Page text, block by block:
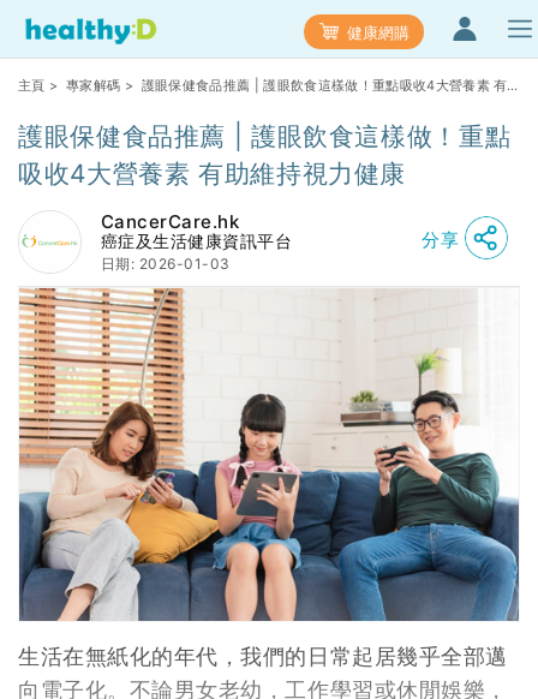
健康網購
主頁 > 專家解碼 > 護眼保健食品推薦 | 護眼飲食這樣做！重點吸收4大營養素 有
護眼保健食品推薦 | 護眼飲食這樣做！重點
吸收4大營養素 有助維持視力健康
CancerCare.hk
癌症及生活健康資訊平台
日期: 2026-01-03
分享
生活在無紙化的年代，我們的日常起居幾乎全部邁
向電子化。不論男女老幼，工作學習或休閒娛樂，